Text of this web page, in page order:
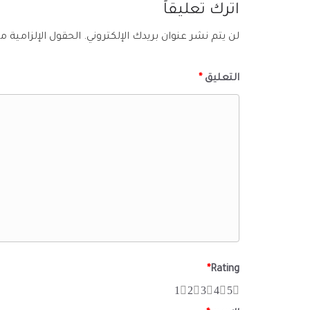
اترك تعليقاً
لن يتم نشر عنوان بريدك الإلكتروني. الحقول الإلزامية
التعليق *
Rating
*
5
4
3
2
1